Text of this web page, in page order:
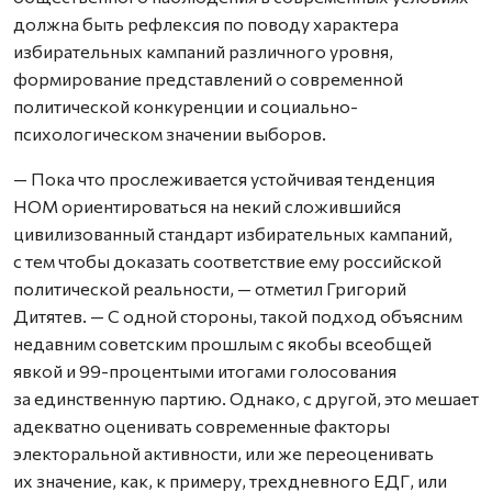
должна быть рефлексия по поводу характера
избирательных кампаний различного уровня,
формирование представлений о современной
политической конкуренции и социально-
психологическом значении выборов.
— Пока что прослеживается устойчивая тенденция
НОМ ориентироваться на некий сложившийся
цивилизованный стандарт избирательных кампаний,
с тем чтобы доказать соответствие ему российской
политической реальности, — отметил Григорий
Дитятев. — С одной стороны, такой подход объясним
недавним советским прошлым с якобы всеобщей
явкой и 99-процентыми итогами голосования
за единственную партию. Однако, с другой, это мешает
адекватно оценивать современные факторы
электоральной активности, или же переоценивать
их значение, как, к примеру, трехдневного ЕДГ, или